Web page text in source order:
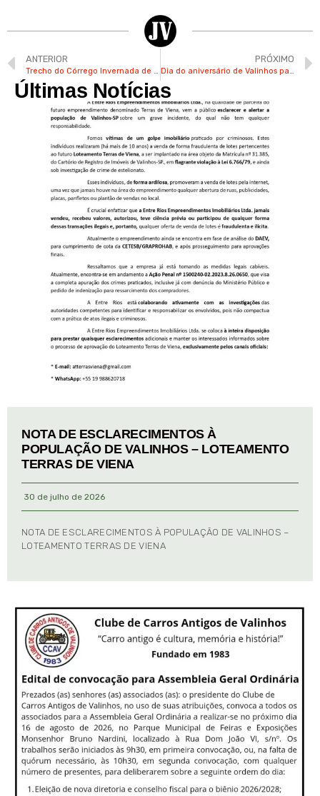
ANTERIOR
Trecho do Córrego Invernada de Valinhos passa por obra de desassoreamento
PRÓXIMO
Dia do aniversário de Valinhos passa a ser feriado
Últimas Notícias
NOTA DE ESCLARECIMENTOS À
POPULAÇÃO DE VALINHOS – LOTEAMENTO
TERRAS DE VIENA
30 de julho de 2026
NOTA DE ESCLARECIMENTOS À POPULAÇÃO DE VALINHOS –
LOTEAMENTO TERRAS DE VIENA